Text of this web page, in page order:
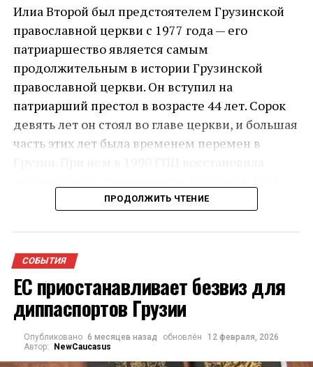
Илиа Второй был предстоятелем Грузинской
православной церкви с 1977 года — его
патриаршество является самым
продолжительным в истории Грузинской
православной церкви. Он вступил на
патриарший престол в возрасте 44 лет. Сорок
девять лет он стоял во главе церкви, и большая
часть этих лет была временем перемен в
Состояние здоровья 93-летнего главы Церкви
резко ухудшилось в ночь на 17 марта: он был
доставлен в Кавказский медицинский центр с
массивным внутренним кровотечением. Илиа
Второй скончался в больнице около девяти
ПРОДОЛЖИТЬ ЧТЕНИЕ
СОБЫТИЯ
ЕС приостанавливает безвиз для
диппаспортов Грузии
Опубликовано 6 месяцев назад обновлён
12 февраля, 2026
Автор:
NewCaucasus